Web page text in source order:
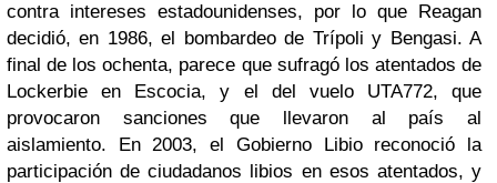
contra intereses estadounidenses, por lo que Reagan
decidió, en 1986, el bombardeo de Trípoli y Bengasi. A
final de los ochenta, parece que sufragó los atentados de
Lockerbie en Escocia, y el del vuelo UTA772, que
provocaron sanciones que llevaron al país al
aislamiento. En 2003, el Gobierno Libio reconoció la
participación de ciudadanos libios en esos atentados, y